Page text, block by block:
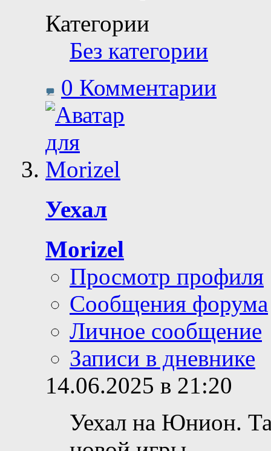
Категории
Без категории
0 Комментарии
Уехал
Morizel
Просмотр профиля
Сообщения форума
Личное сообщение
Записи в дневнике
14.06.2025 в 21:20
Уехал на Юнион.